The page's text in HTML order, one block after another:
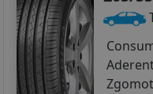
Zgomot